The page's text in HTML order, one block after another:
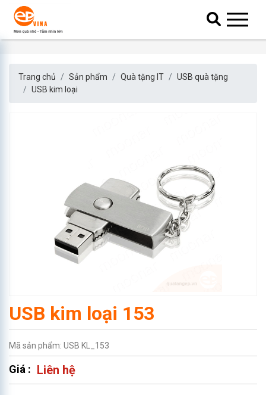
Trang chủ Sản phẩm Quà tặng IT
USB quà tặng
USB kim loại
USB kim loại 153
Mã sản phẩm: USB KL_153
Giá : Liên hệ